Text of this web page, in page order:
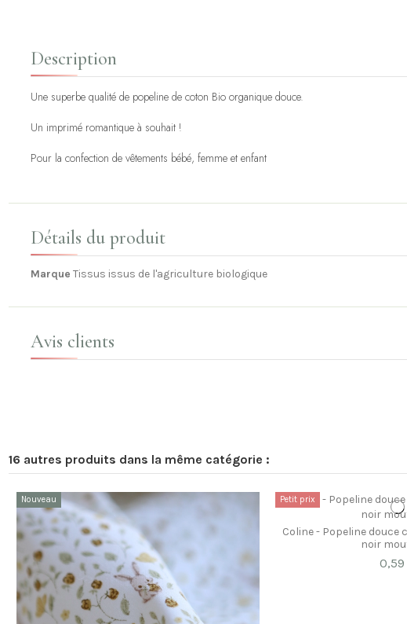
Description
Une superbe qualité de popeline de coton Bio organique douce.
Un imprimé romantique à souhait !
Pour la confection de vêtements bébé, femme et enfant
Détails du produit
Marque Tissus issus de l'agriculture biologique
Avis clients
16 autres produits dans la même catégorie :
Nouveau Petit prix
Coline - Popeline douce
noir
0,59